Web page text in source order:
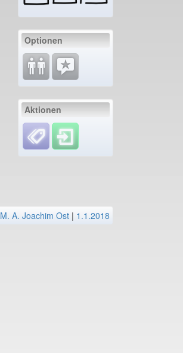
Optionen
Aktionen
M. A. Joachim Ost | 1.1.2018